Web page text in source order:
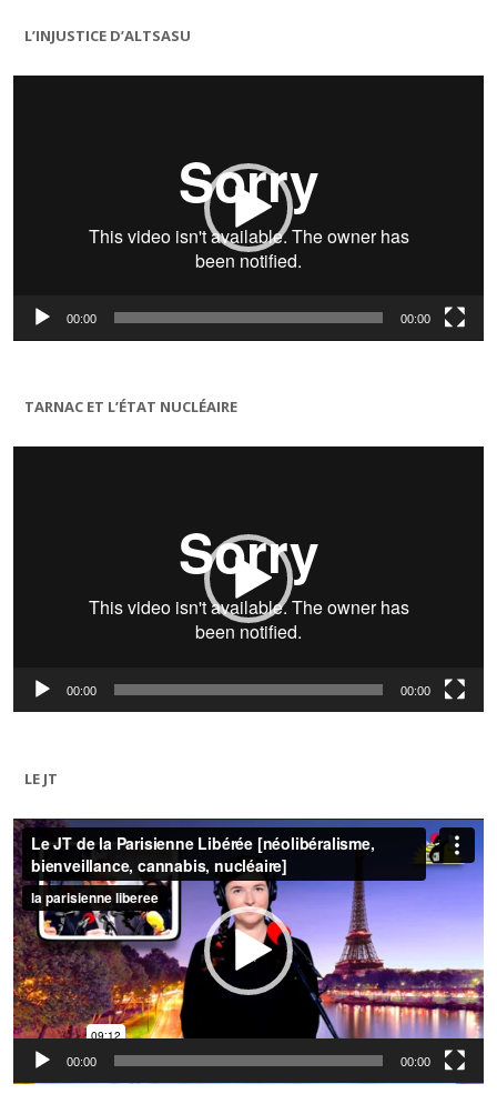
L’INJUSTICE D’ALTSASU
Lecteur
00:00 00:00
TARNAC ET L’ÉTAT NUCLÉAIRE
Lecteur
00:00 00:00
LE JT
Lecteur
vidéo
00:00 00:00